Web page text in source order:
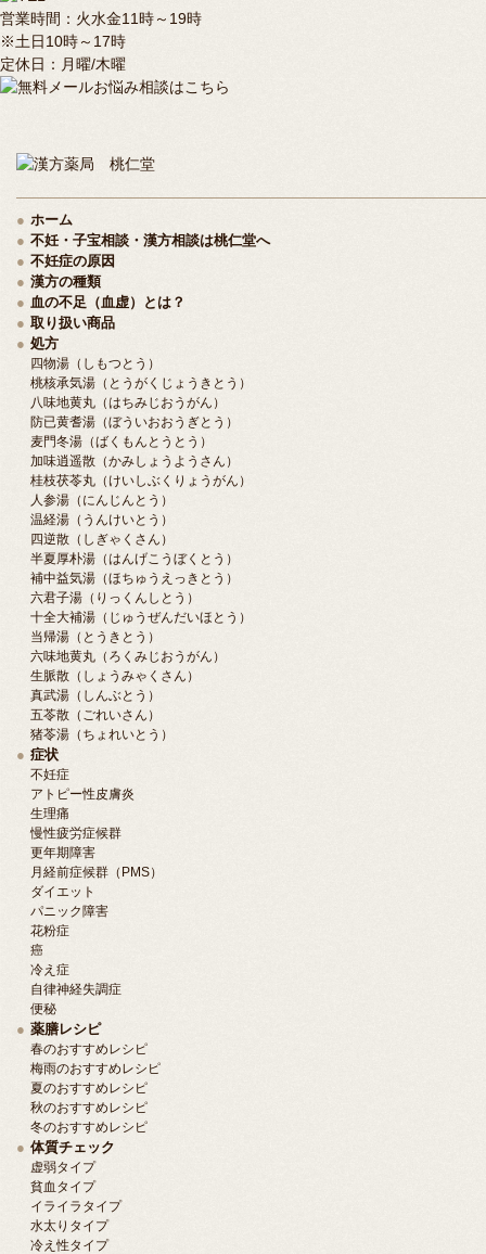
営業時間：火水金11時～19時
※土日10時～17時
定休日：月曜/木曜
ホーム
不妊・子宝相談・漢方相談は桃仁堂へ
不妊症の原因
漢方の種類
血の不足（血虚）とは？
取り扱い商品
処方
四物湯（しもつとう）
桃核承気湯（とうがくじょうきとう）
八味地黄丸（はちみじおうがん）
防已黄耆湯（ぼういおおうぎとう）
麦門冬湯（ばくもんとうとう）
加味逍遥散（かみしょうようさん）
桂枝茯苓丸（けいしぶくりょうがん）
人参湯（にんじんとう）
温経湯（うんけいとう）
四逆散（しぎゃくさん）
半夏厚朴湯（はんげこうぼくとう）
補中益気湯（ほちゅうえっきとう）
六君子湯（りっくんしとう）
十全大補湯（じゅうぜんだいほとう）
当帰湯（とうきとう）
六味地黄丸（ろくみじおうがん）
生脈散（しょうみゃくさん）
真武湯（しんぶとう）
五苓散（ごれいさん）
猪苓湯（ちょれいとう）
症状
不妊症
アトピー性皮膚炎
生理痛
慢性疲労症候群
更年期障害
月経前症候群（PMS）
ダイエット
パニック障害
花粉症
癌
冷え症
自律神経失調症
便秘
薬膳レシピ
春のおすすめレシピ
梅雨のおすすめレシピ
夏のおすすめレシピ
秋のおすすめレシピ
冬のおすすめレシピ
体質チェック
虚弱タイプ
貧血タイプ
イライラタイプ
水太りタイプ
冷え性タイプ